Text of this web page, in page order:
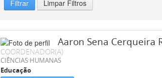
Filtrar Limpar Filtros
Aaron Sena Cerqueira
COORDENADOR(A)
CIÊNCIAS HUMANAS
Educação